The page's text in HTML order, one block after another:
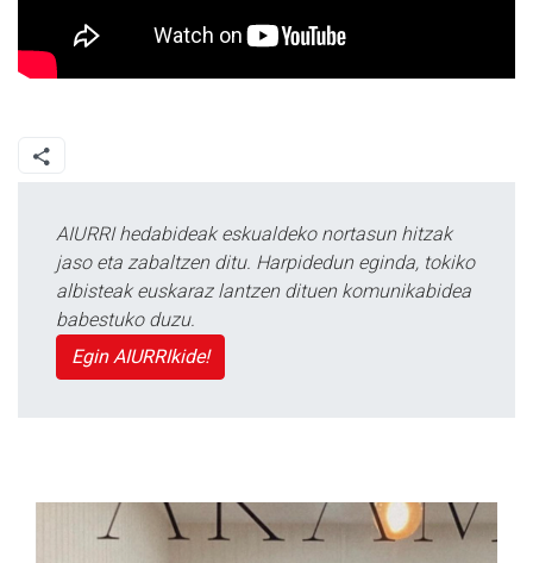
AIURRI hedabideak eskualdeko nortasun hitzak
jaso eta zabaltzen ditu. Harpidedun eginda, tokiko
albisteak euskaraz lantzen dituen komunikabidea
babestuko duzu.
Egin AIURRIkide!